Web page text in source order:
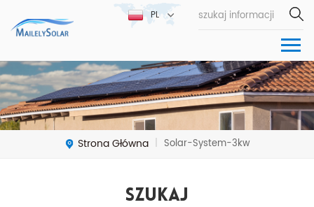
PL
Strona Główna | Solar-System-3kw
Szukaj